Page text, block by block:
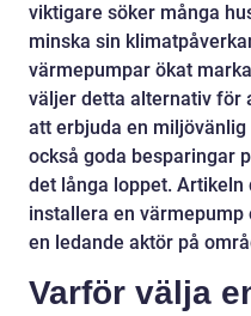
viktigare söker många
minska sin
värmepumpar ökat
väljer detta alternativ för
att erbjuda en
också goda besparingar
det långa loppet.
installera en värmepump
en ledande aktör på
Varför välja